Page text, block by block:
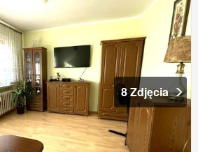
8 Zdjęcia